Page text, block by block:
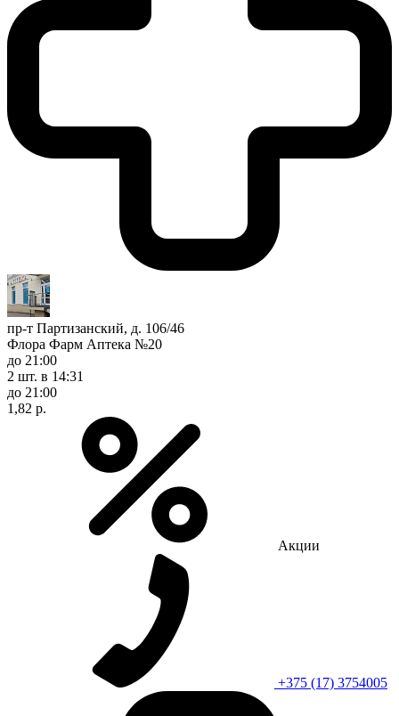
пр-т Партизанский, д. 106/46
Флора Фарм Аптека №20
до 21:00
2 шт. в 14:31
до 21:00
1,82 р.
Акции
+375 (17) 3754005